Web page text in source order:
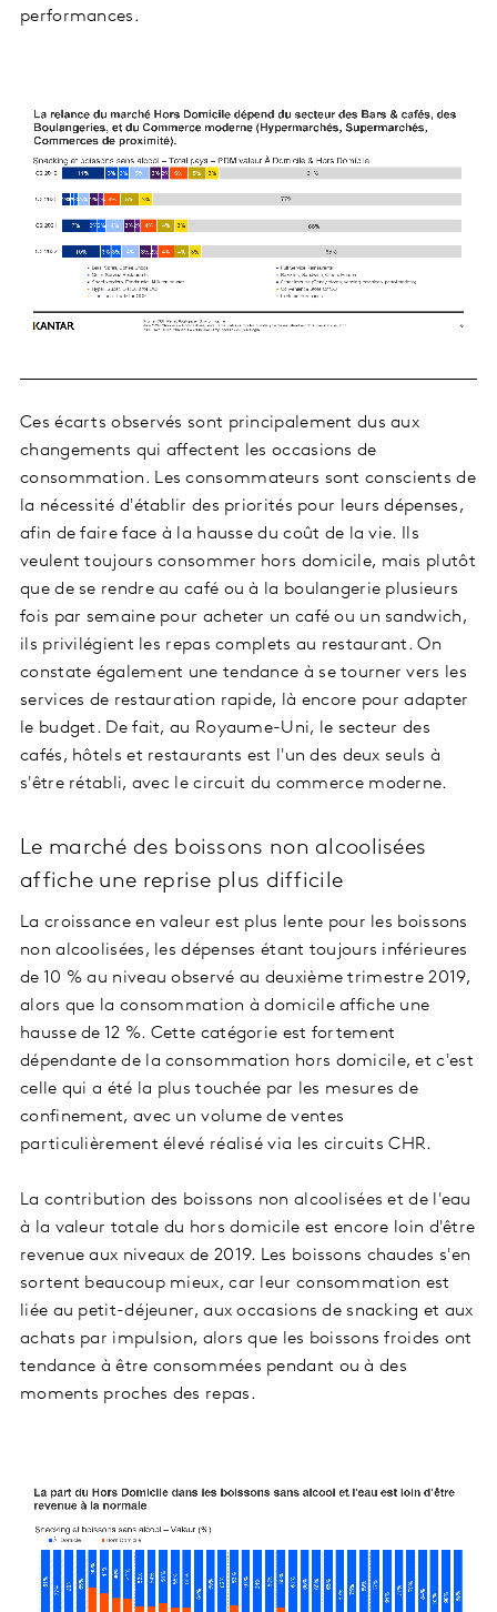
performances.
Ces écarts observés sont principalement dus aux
changements qui affectent les occasions de
consommation. Les consommateurs sont conscients de
la nécessité d'établir des priorités pour leurs dépenses,
afin de faire face à la hausse du coût de la vie. Ils
veulent toujours consommer hors domicile, mais plutôt
que de se rendre au café ou à la boulangerie plusieurs
fois par semaine pour acheter un café ou un sandwich,
ils privilégient les repas complets au restaurant. On
constate également une tendance à se tourner vers les
services de restauration rapide, là encore pour adapter
le budget. De fait, au Royaume-Uni, le secteur des
cafés, hôtels et restaurants est l'un des deux seuls à
s'être rétabli, avec le circuit du commerce moderne.
Le marché des boissons non alcoolisées
affiche une reprise plus difficile
La croissance en valeur est plus lente pour les boissons
non alcoolisées, les dépenses étant toujours inférieures
de 10 % au niveau observé au deuxième trimestre 2019,
alors que la consommation à domicile affiche une
hausse de 12 %. Cette catégorie est fortement
dépendante de la consommation hors domicile, et c'est
celle qui a été la plus touchée par les mesures de
confinement, avec un volume de ventes
particulièrement élevé réalisé via les circuits CHR.
La contribution des boissons non alcoolisées et de l'eau
à la valeur totale du hors domicile est encore loin d'être
revenue aux niveaux de 2019. Les boissons chaudes s'en
sortent beaucoup mieux, car leur consommation est
liée au petit-déjeuner, aux occasions de snacking et aux
achats par impulsion, alors que les boissons froides ont
tendance à être consommées pendant ou à des
moments proches des repas.